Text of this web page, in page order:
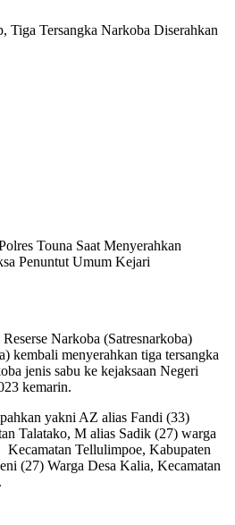
Tiga Tersangka Narkoba Diserahkan
Touna Saat Menyerahkan
Penuntut Umum Kejari
Narkoba (Satresnarkoba)
kembali menyerahkan tiga tersangka
jenis sabu ke kejaksaan Negeri
kemarin.
yakni AZ alias Fandi (33)
Talatako, M alias Sadik (27) warga
Kecamatan Tellulimpoe, Kabupaten
(27) Warga Desa Kalia, Kecamatan